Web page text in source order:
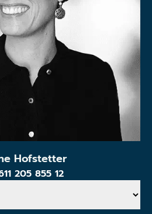
Hofstetter
205 855 12